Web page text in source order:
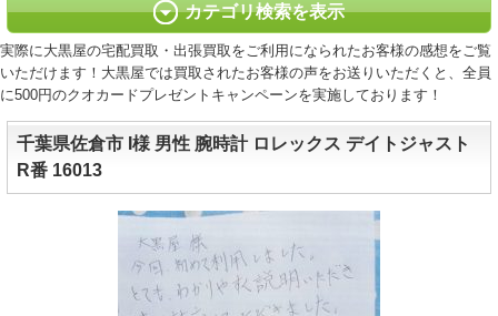
カテゴリ検索を表示
実際に大黒屋の宅配買取・出張買取をご利用になられたお客様の感想をご覧
いただけます！大黒屋では買取されたお客様の声をお送りいただくと、全員
に500円のクオカードプレゼントキャンペーンを実施しております！
千葉県佐倉市 I様 男性 腕時計 ロレックス デイトジャスト
R番 16013